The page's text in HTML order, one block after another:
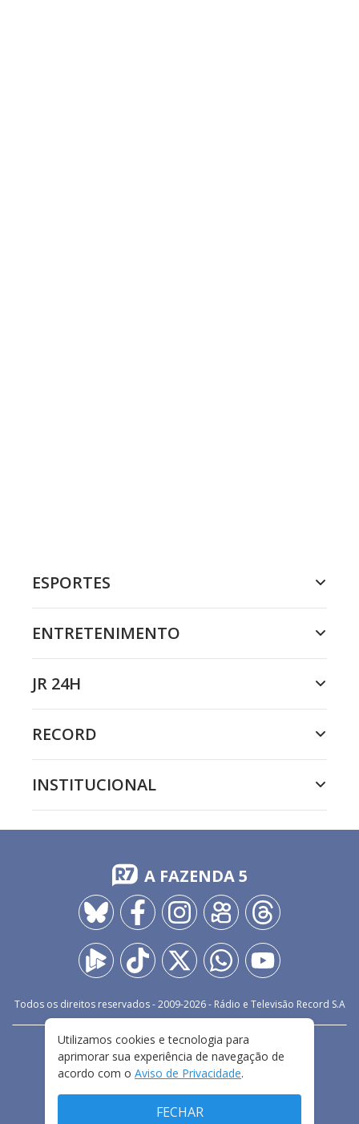
ESPORTES
ENTRETENIMENTO
JR 24H
RECORD
INSTITUCIONAL
A FAZENDA 5
Todos os direitos reservados - 2009-2026- Rádio e Televisão Record S.A
FALE CONOSCO
PRIVACIDADE
TERMOS E CONDIÇÕES DE USO
Utilizamos cookies e tecnologia para
aprimorar sua experiência de navegação de
acordo com o Aviso de Privacidade.
FECHAR